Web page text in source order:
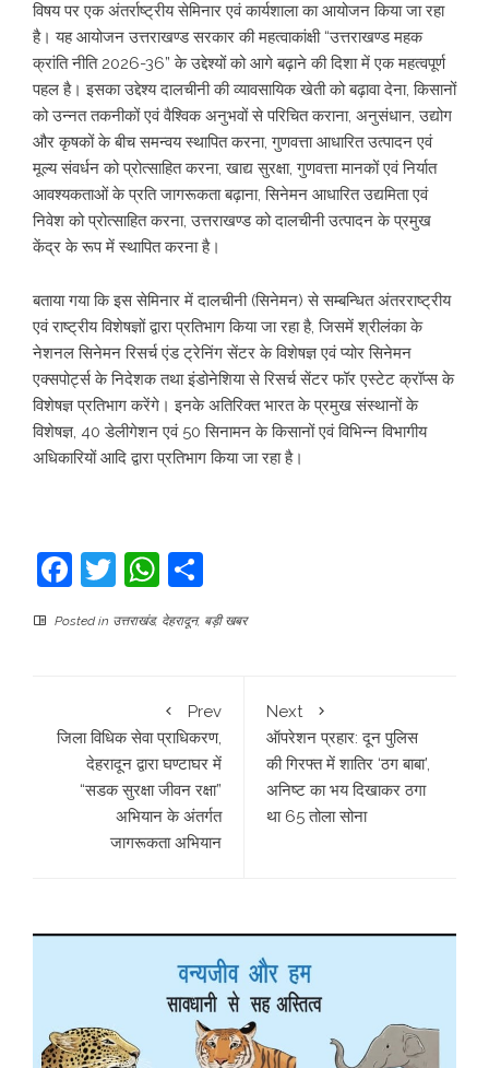
विषय पर एक अंतर्राष्ट्रीय सेमिनार एवं कार्यशाला का आयोजन किया जा रहा
है। यह आयोजन उत्तराखण्ड सरकार की महत्वाकांक्षी “उत्तराखण्ड महक
क्रांति नीति 2026-36” के उद्देश्यों को आगे बढ़ाने की दिशा में एक महत्वपूर्ण
पहल है। इसका उद्देश्य दालचीनी की व्यावसायिक खेती को बढ़ावा देना, किसानों
को उन्नत तकनीकों एवं वैश्विक अनुभवों से परिचित कराना, अनुसंधान, उद्योग
और कृषकों के बीच समन्वय स्थापित करना, गुणवत्ता आधारित उत्पादन एवं
मूल्य संवर्धन को प्रोत्साहित करना, खाद्य सुरक्षा, गुणवत्ता मानकों एवं निर्यात
आवश्यकताओं के प्रति जागरूकता बढ़ाना, सिनेमन आधारित उद्यमिता एवं
निवेश को प्रोत्साहित करना, उत्तराखण्ड को दालचीनी उत्पादन के प्रमुख
केंद्र के रूप में स्थापित करना है।
बताया गया कि इस सेमिनार में दालचीनी (सिनेमन) से सम्बन्धित अंतरराष्ट्रीय
एवं राष्ट्रीय विशेषज्ञों द्वारा प्रतिभाग किया जा रहा है, जिसमें श्रीलंका के
नेशनल सिनेमन रिसर्च एंड ट्रेनिंग सेंटर के विशेषज्ञ एवं प्योर सिनेमन
एक्सपोर्ट्स के निदेशक तथा इंडोनेशिया से रिसर्च सेंटर फॉर एस्टेट क्रॉप्स के
विशेषज्ञ प्रतिभाग करेंगे। इनके अतिरिक्त भारत के प्रमुख संस्थानों के
विशेषज्ञ, 40 डेलीगेशन एवं 50 सिनामन के किसानों एवं विभिन्न विभागीय
अधिकारियों आदि द्वारा प्रतिभाग किया जा रहा है।
Facebook
TwitterWhatsApp
Posted in उत्तराखंड, देहरादून, बड़ी खबर
Prev
जिला विधिक सेवा प्राधिकरण,
देहरादून द्वारा घण्टाघर में
“सडक सुरक्षा जीवन रक्षा”
अभियान के अंतर्गत
जागरूकता अभियान
Next
​ऑपरेशन प्रहार: दून पुलिस
की गिरफ्त में शातिर ‘ठग बाबा’,
अनिष्ट का भय दिखाकर ठगा
था 65 तोला सोना